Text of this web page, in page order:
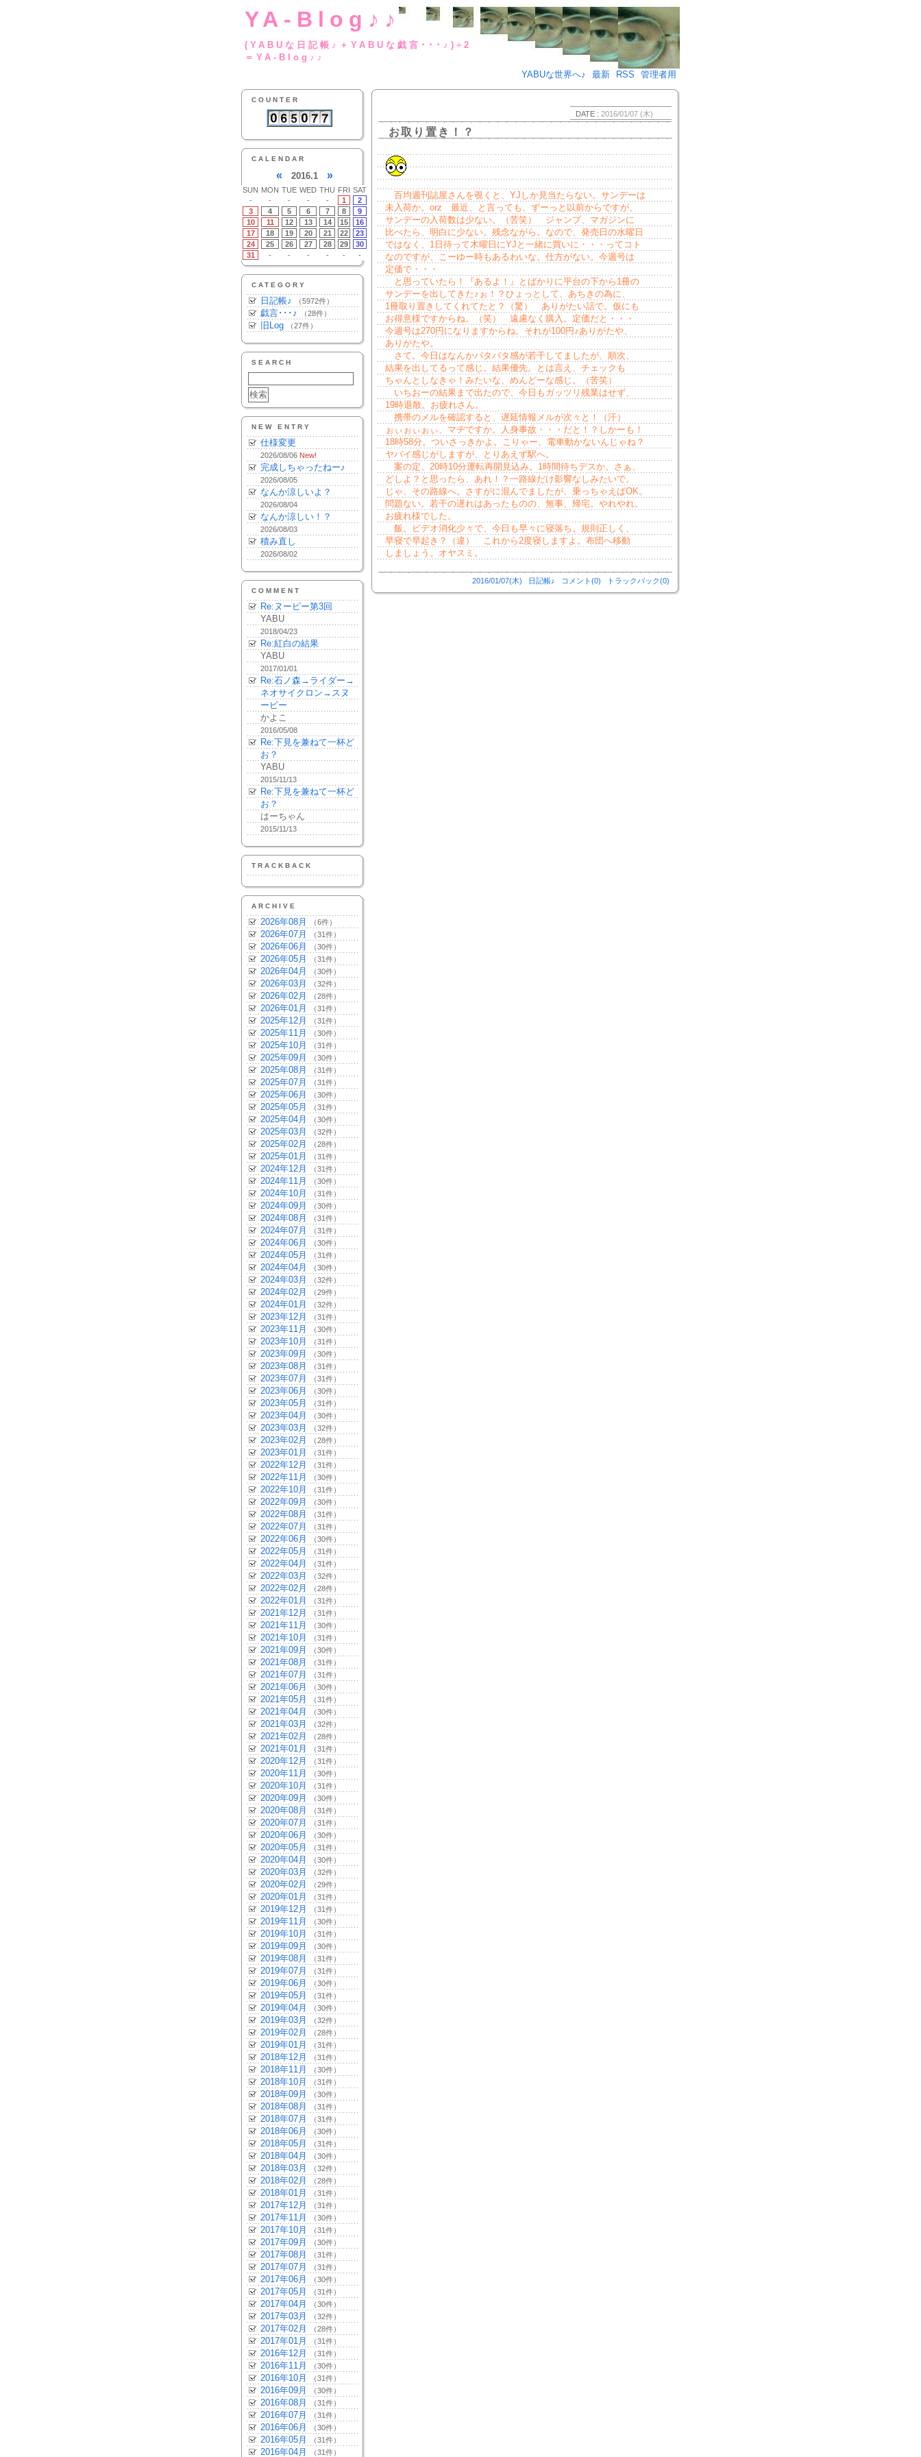
YA-Blog♪♪
(YABUな日記帳♪＋YABUな戯言･･･♪)÷2
＝YA-Blog♪♪
YABUな世界へ♪
最新 RSS 管理者用
COUNTER
CALENDAR
« 2016.1 »
SUN MON TUE WED THU FRI SAT
-
- - - - 1
2
3
4 5 6 7 8
9
10
11 12 13 14 15
16
17
18 19 20 21 22
23
24
25 26 27 28 29
30
31
- - - - - -
CATEGORY
日記帳♪ （5972件）
戯言･･･♪ （28件）
旧Log （27件）
SEARCH
NEW ENTRY
仕様変更
2026/08/06 New!
完成しちゃったねー♪
2026/08/05
なんか涼しいよ？
2026/08/04
なんか涼しい！？
2026/08/03
積み直し
2026/08/02
COMMENT
Re:ヌーピー第3回
YABU
2018/04/23
Re:紅白の結果
YABU
2017/01/01
Re:石ノ森→ライダー→
ネオサイクロン→スヌ
ーピー
かよこ
2016/05/08
Re:下見を兼ねて一杯ど
お？
YABU
2015/11/13
Re:下見を兼ねて一杯ど
お？
はーちゃん
2015/11/13
TRACKBACK
ARCHIVE
2026年08月 （6件）
2026年07月 （31件）
2026年06月 （30件）
2026年05月 （31件）
2026年04月 （30件）
2026年03月 （32件）
2026年02月 （28件）
2026年01月 （31件）
2025年12月 （31件）
2025年11月 （30件）
2025年10月 （31件）
2025年09月 （30件）
2025年08月 （31件）
2025年07月 （31件）
2025年06月 （30件）
2025年05月 （31件）
2025年04月 （30件）
2025年03月 （32件）
2025年02月 （28件）
2025年01月 （31件）
2024年12月 （31件）
2024年11月 （30件）
2024年10月 （31件）
2024年09月 （30件）
2024年08月 （31件）
2024年07月 （31件）
2024年06月 （30件）
2024年05月 （31件）
2024年04月 （30件）
2024年03月 （32件）
2024年02月 （29件）
2024年01月 （32件）
2023年12月 （31件）
2023年11月 （30件）
2023年10月 （31件）
2023年09月 （30件）
2023年08月 （31件）
2023年07月 （31件）
2023年06月 （30件）
2023年05月 （31件）
2023年04月 （30件）
2023年03月 （32件）
2023年02月 （28件）
2023年01月 （31件）
2022年12月 （31件）
2022年11月 （30件）
2022年10月 （31件）
2022年09月 （30件）
2022年08月 （31件）
2022年07月 （31件）
2022年06月 （30件）
2022年05月 （31件）
2022年04月 （31件）
2022年03月 （32件）
2022年02月 （28件）
2022年01月 （31件）
2021年12月 （31件）
2021年11月 （30件）
2021年10月 （31件）
2021年09月 （30件）
2021年08月 （31件）
2021年07月 （31件）
2021年06月 （30件）
2021年05月 （31件）
2021年04月 （30件）
2021年03月 （32件）
2021年02月 （28件）
2021年01月 （31件）
2020年12月 （31件）
2020年11月 （30件）
2020年10月 （31件）
2020年09月 （30件）
2020年08月 （31件）
2020年07月 （31件）
2020年06月 （30件）
2020年05月 （31件）
2020年04月 （30件）
2020年03月 （32件）
2020年02月 （29件）
2020年01月 （31件）
2019年12月 （31件）
2019年11月 （30件）
2019年10月 （31件）
2019年09月 （30件）
2019年08月 （31件）
2019年07月 （31件）
2019年06月 （30件）
2019年05月 （31件）
2019年04月 （30件）
2019年03月 （32件）
2019年02月 （28件）
2019年01月 （31件）
2018年12月 （31件）
2018年11月 （30件）
2018年10月 （31件）
2018年09月 （30件）
2018年08月 （31件）
2018年07月 （31件）
2018年06月 （30件）
2018年05月 （31件）
2018年04月 （30件）
2018年03月 （32件）
2018年02月 （28件）
2018年01月 （31件）
2017年12月 （31件）
2017年11月 （30件）
2017年10月 （31件）
2017年09月 （30件）
2017年08月 （31件）
2017年07月 （31件）
2017年06月 （30件）
2017年05月 （31件）
2017年04月 （30件）
2017年03月 （32件）
2017年02月 （28件）
2017年01月 （31件）
2016年12月 （31件）
2016年11月 （30件）
2016年10月 （31件）
2016年09月 （30件）
2016年08月 （31件）
2016年07月 （31件）
2016年06月 （30件）
2016年05月 （31件）
2016年04月 （31件）
DATE : 2016/01/07 (木)
お取り置き！？
百均週刊誌屋さんを覗くと、YJしか見当たらない。サンデーは
未入荷か。orz 最近、と言っても、ずーっと以前からですが、
サンデーの入荷数は少ない。（苦笑） ジャンプ、マガジンに
比べたら、明白に少ない。残念ながら。なので、発売日の水曜日
ではなく、1日待って木曜日にYJと一緒に買いに・・・ってコト
なのですが、こーゆー時もあるわいな。仕方がない。今週号は
定価で・・・
と思っていたら！『あるよ！』とばかりに平台の下から1冊の
サンデーを出してきた♪ぉ！？ひょっとして、あちきの為に、
1冊取り置きしてくれてたと？（驚） ありがたい話で。仮にも
お得意様ですからね。（笑） 遠慮なく購入。定価だと・・・
今週号は270円になりますからね。それが100円♪ありがたや、
ありがたや。
さて。今日はなんかバタバタ感が若干してましたが、順次、
結果を出してるって感じ。結果優先。とは言え、チェックも
ちゃんとしなきゃ！みたいな、めんどーな感じ。（苦笑）
いちおーの結果まで出たので、今日もガッツリ残業はせず、
19時退散。お疲れさん。
携帯のメルを確認すると、遅延情報メルが次々と！（汗）
ぉぃぉぃぉぃ、マヂですか。人身事故・・・だと！？しかーも！
18時58分。ついさっきかよ。こりゃー、電車動かないんじゃね？
ヤバイ感じがしますが、とりあえず駅へ。
案の定、20時10分運転再開見込み。1時間待ちデスか。さぁ、
どしよ？と思ったら、あれ！？一路線だけ影響なしみたいで。
じゃ、その路線へ。さすがに混んでましたが、乗っちゃえばOK。
問題ない。若干の遅れはあったものの、無事、帰宅。やれやれ。
お疲れ様でした。
飯。ビデオ消化少々で、今日も早々に寝落ち。規則正しく、
早寝で早起き？（違） これから2度寝しますよ。布団へ移動
しましょう。オヤスミ。
2016/01/07(木) 日記帳♪ コメント(0) トラックバック(0)